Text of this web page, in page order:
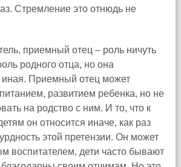
Стремление это отнюдь не
приемный отец – роль ничуть
родного отца, но она
иная. Приемный отец может
развитием ребенка, но не
на родство с ним. И то, что к
он относится иначе, как раз
этой претензии. Он может
воспитателем, дети часто бывают